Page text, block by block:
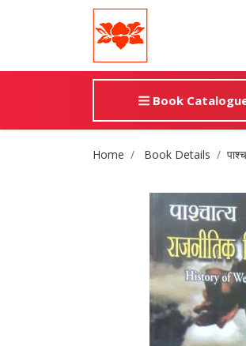
Book
Site Breadcrumb
Home Book Details